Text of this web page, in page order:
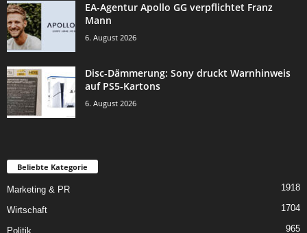
EA-Agentur Apollo GG verpflichtet Franz
Mann
6. August 2026
Disc-Dämmerung: Sony druckt Warnhinweis
auf PS5-Kartons
6. August 2026
Beliebte Kategorie
Marketing & PR 1918
Wirtschaft 1704
Politik 965